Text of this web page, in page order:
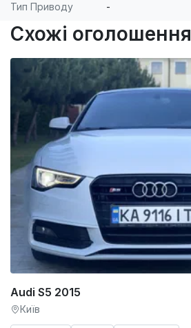
Тип Приводу -
Схожі оголошення
Audi S5 2015
Київ